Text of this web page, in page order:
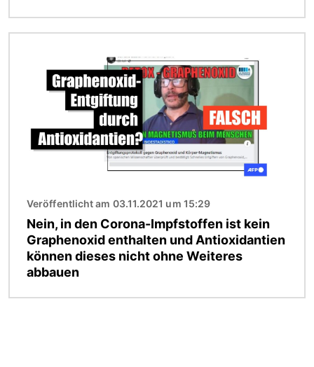
Veröffentlicht am 03.11.2021 um 15:29
Nein, in den Corona-Impfstoffen ist kein
Graphenoxid enthalten und Antioxidantien
können dieses nicht ohne Weiteres
abbauen